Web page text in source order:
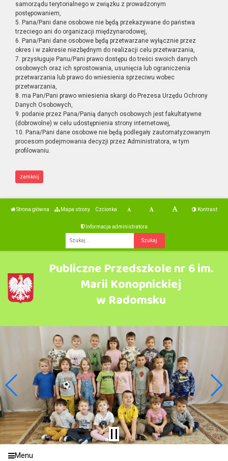
samorządu terytorialnego w związku z prowadzonym
postępowaniem,
5. Pana/Pani dane osobowe nie będą przekazywane do państwa
trzeciego ani do organizacji międzynarodowej,
6. Pana/Pani dane osobowe będą przetwarzane wyłącznie przez
okres i w zakresie niezbędnym do realizacji celu przetwarzania,
7. przysługuje Panu/Pani prawo dostępu do treści swoich danych
osobowych oraz ich sprostowania, usunięcia lub ograniczenia
przetwarzania lub prawo do wniesienia sprzeciwu wobec
przetwarzania,
8. ma Pan/Pani prawo wniesienia skargi do Prezesa Urzędu Ochrony
Danych Osobowych,
9. podanie przez Pana/Panią danych osobowych jest fakultatywne
(dobrowolne) w celu udostępnienia strony internetowej,
10. Pana/Pani dane osobowe nie będą podlegały zautomatyzowanym
procesom podejmowania decyzji przez Administratora, w tym
profilowaniu.
zamknij
Strona główna Mapa strony Czcionka Kontrast
Informacja administratora
Publiczne Przedszkole nr 6 im.
Marii Konopnickiej
w Radomsku
Menu